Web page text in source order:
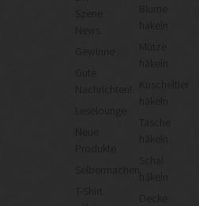
Gute
Nachrichten!
Leselounge
Neue
Produkte
Selbermachen
T-Shirt
häkeln
Mütze
häkeln
Kuscheltier
Tasche
häkeln